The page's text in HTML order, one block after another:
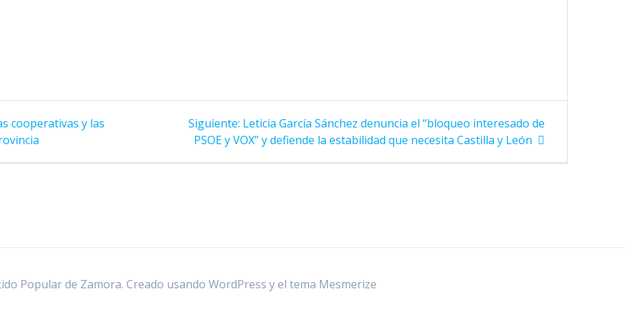
cooperativas y las
Siguiente: Siguiente
entrada:
Leticia García Sánchez denuncia el “bloqueo interesado de
PSOE y VOX” y defiende la estabilidad que necesita Castilla y León
Popular de Zamora. Creado usando WordPress y el tema Mesmerize